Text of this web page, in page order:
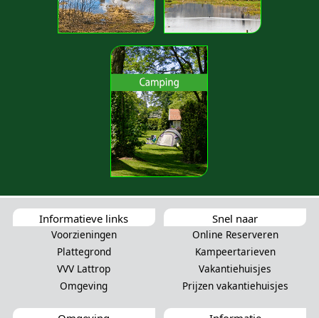
Informatieve links
Voorzieningen
Plattegrond
VVV Lattrop
Omgeving
Snel naar
Online Reserveren
Kampeertarieven
Vakantiehuisjes
Prijzen vakantiehuisjes